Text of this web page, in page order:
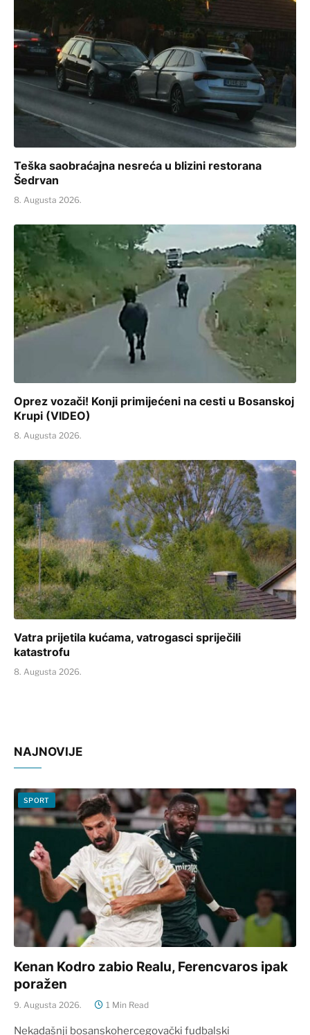
Teška saobraćajna nesreća u blizini restorana
Šedrvan
8. Augusta 2026.
Oprez vozači! Konji primijećeni na cesti u Bosanskoj
Krupi (VIDEO)
8. Augusta 2026.
Vatra prijetila kućama, vatrogasci spriječili
katastrofu
8. Augusta 2026.
NAJNOVIJE
SPORT
Kenan Kodro zabio Realu, Ferencvaros ipak
poražen
9. Augusta 2026. 1 Min Read
Nekadašnji bosanskohercegovački fudbalski